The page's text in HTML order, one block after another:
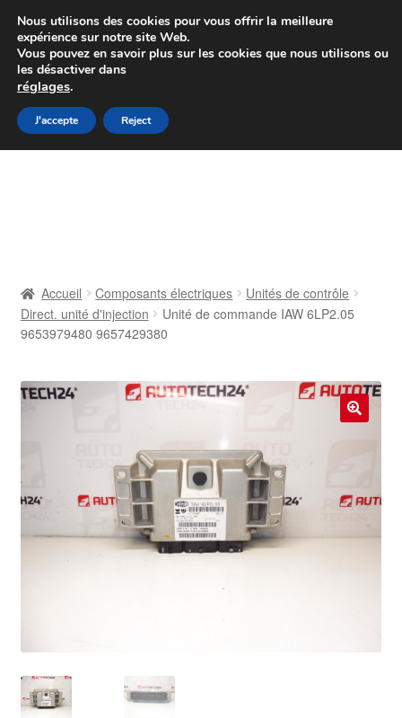
Colissimo livraison à partir de 7 EUR
Du lundi au vendredi de 9 h à 16 h
Aller
à
Aller
au
Contact
Mon compte
Paiements
Politique de confidentialité
Procédure de Réclamation
Accueil Composants électriques
Unités de contrôle
Direct. unité d'injection
Unité de commande IAW 6LP2.05
9653979480 9657429380
Nous utilisons des cookies pour vous offrir la meilleure
expérience sur notre site Web.
Vous pouvez en savoir plus sur les cookies que nous utilisons ou
les désactiver dans
réglages.
J'accepte Reject